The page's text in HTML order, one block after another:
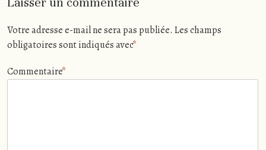
Votre adresse e-mail ne sera pas publiée. Les champs
obligatoires sont indiqués avec*
Commentaire*